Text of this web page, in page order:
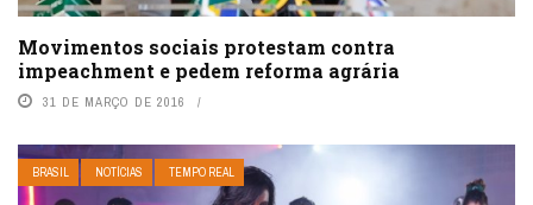
Movimentos sociais protestam contra
impeachment e pedem reforma agrária
31 DE MARÇO DE 2016
BRASIL NOTÍCIAS TEMPO REAL